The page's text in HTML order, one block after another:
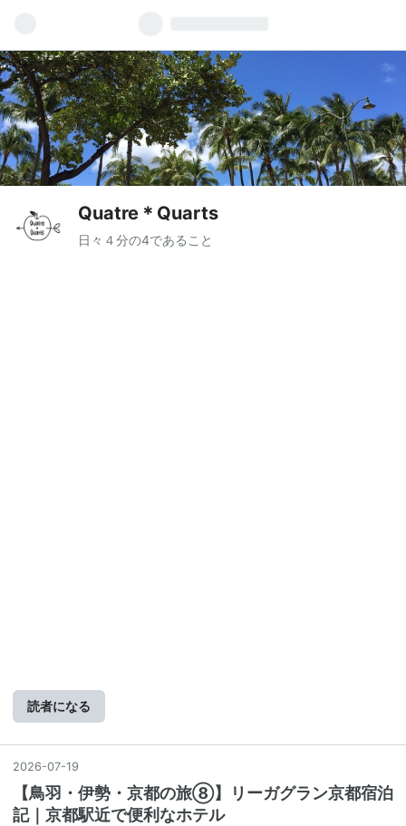
Quatre＊Quarts
日々４分の4であること
読者になる
2026-07-19
【鳥羽・伊勢・京都の旅⑧】リーガグラン京都宿泊
記｜京都駅近で便利なホテル